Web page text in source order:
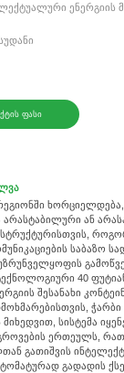
ენერგიის
ᲤᲐᲡᲘ
ან
საბაზო
40
შესანახი
სისტემა
ერთეულს,
გათიშვის
გადადის